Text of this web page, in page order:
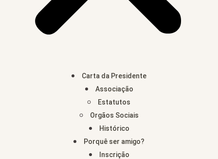
Carta da Presidente
Associação
Estatutos
Orgãos Sociais
Histórico
Porquê ser amigo?
Inscrição